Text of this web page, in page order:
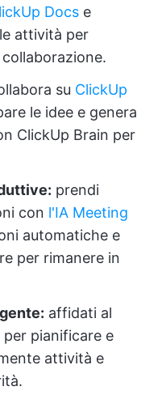
Docs e
attività per
su ClickUp
le idee e genera
ClickUp Brain per
prendi
con l'IA Meeting
automatiche e
per rimanere in
affidati al
per pianificare e
attività e